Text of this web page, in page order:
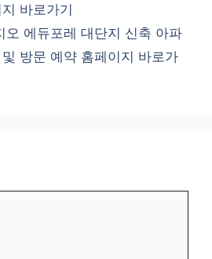
바로가기
오 에듀포레 대단지 신축 아파
방문 예약 홈페이지 바로가